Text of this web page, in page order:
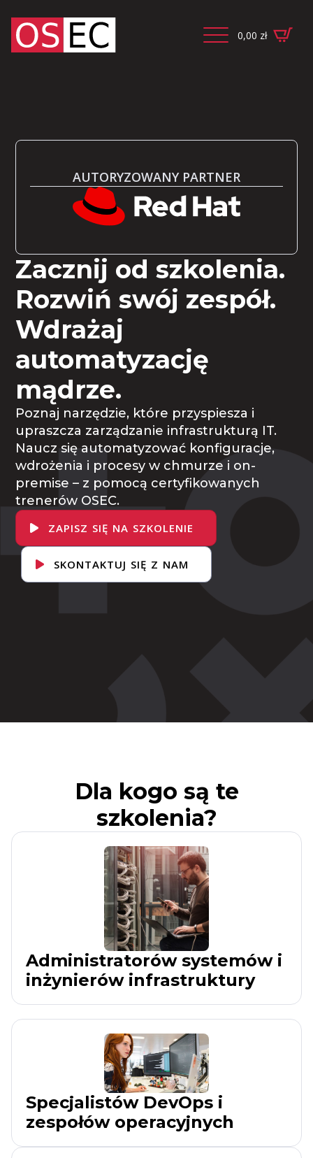
0,00 zł
AUTORYZOWANY PARTNER
Zacznij od szkolenia.
Rozwiń swój zespół.
Wdrażaj
automatyzację
mądrze.
Poznaj narzędzie, które przyspiesza i
upraszcza zarządzanie infrastrukturą IT.
Naucz się automatyzować konfiguracje,
wdrożenia i procesy w chmurze i on-
premise – z pomocą certyfikowanych
trenerów OSEC.
ZAPISZ SIĘ NA SZKOLENIE
SKONTAKTUJ SIĘ Z NAM
Dla kogo są te
szkolenia?
Administratorów systemów i
inżynierów infrastruktury
Specjalistów DevOps i
zespołów operacyjnych